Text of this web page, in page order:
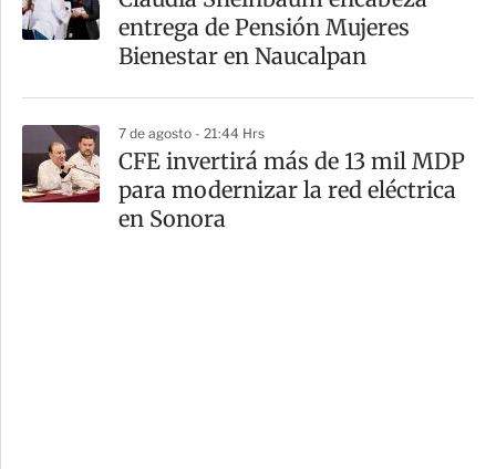
entrega de Pensión Mujeres
Bienestar en Naucalpan
7 de agosto - 21:44 Hrs
CFE invertirá más de 13 mil MDP
para modernizar la red eléctrica
en Sonora